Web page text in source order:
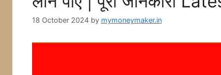
18 October 2024 by mymoneymaker.in